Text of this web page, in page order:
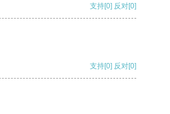
支持[0] 反对[0]
支持[0] 反对[0]